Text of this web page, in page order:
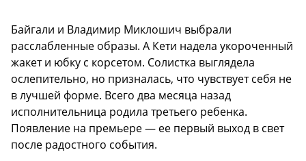
Байгали и Владимир Миклошич выбрали
расслабленные образы. А Кети надела укороченный
жакет и юбку с корсетом. Солистка выглядела
ослепительно, но призналась, что чувствует себя не
в лучшей форме. Всего два месяца назад
исполнительница родила третьего ребенка.
Появление на премьере — ее первый выход в свет
после радостного события.